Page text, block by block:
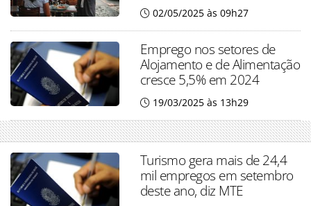
02/05/2025 às 09h27
Emprego nos setores de
Alojamento e de Alimentação
cresce 5,5% em 2024
19/03/2025 às 13h29
Turismo gera mais de 24,4
mil empregos em setembro
deste ano, diz MTE